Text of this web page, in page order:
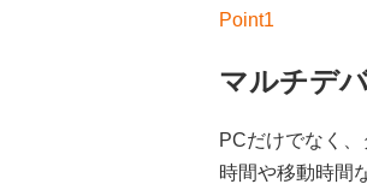
マルチデ
PCだけでなく
時間や移動時間